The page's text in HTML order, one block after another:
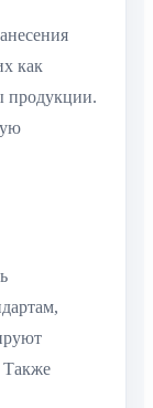
как
продукции.
Также